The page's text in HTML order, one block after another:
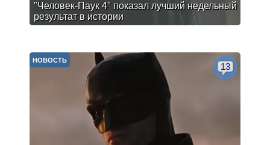
"Человек-Паук 4" показал лучший недельный
результат в истории
НОВОСТЬ
13